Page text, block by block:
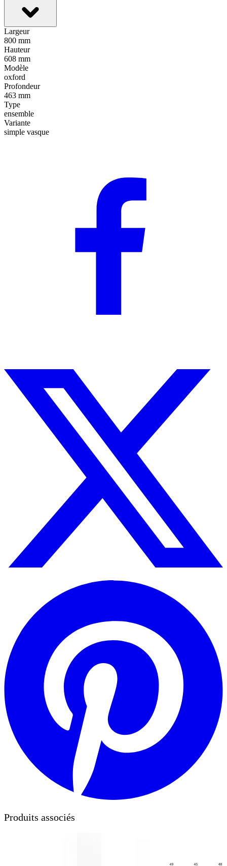
Largeur
800 mm
Hauteur
608 mm
Modèle
oxford
Profondeur
463 mm
Type
ensemble
Variante
simple vasque
Produits associés